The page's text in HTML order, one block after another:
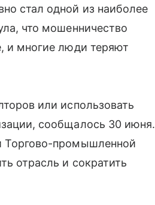
стал одной из наиболее
что мошенничество
и многие люди теряют
или использовать
сообщалось 30 июня.
Торгово-промышленной
отрасль и сократить